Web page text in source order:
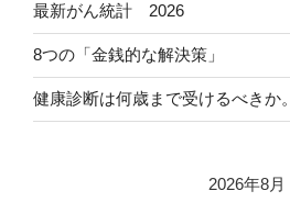
最新がん統計 2026
8つの「金銭的な解決策」
健康診断は何歳まで受けるべきか。
2026年8月